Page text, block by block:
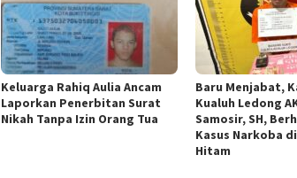
Keluarga Rahiq Aulia Ancam
Laporkan Penerbitan Surat
Nikah Tanpa Izin Orang Tua
Baru Menjabat,
Kualuh Ledong
Samosir, SH,
Kasus Narkoba
Hitam